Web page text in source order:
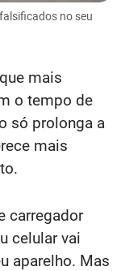
no seu
mais
o tempo de
só prolonga a
mais
carregador
celular vai
aparelho. Mas